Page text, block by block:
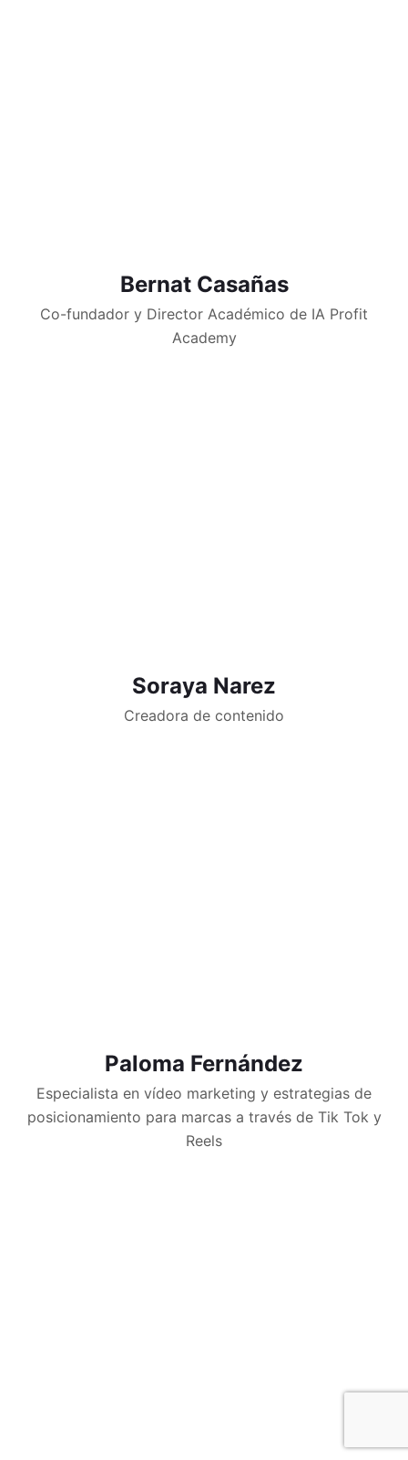
Bernat Casañas
Co-fundador y Director Académico de IA Profit
Academy
Soraya Narez
Creadora de contenido
Paloma Fernández
Especialista en vídeo marketing y estrategias de
posicionamiento para marcas a través de Tik Tok y
Reels